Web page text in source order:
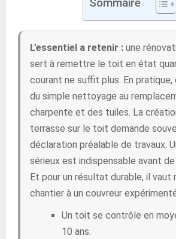
Sommaire
L’essentiel a retenir : une
sert à remettre le toit en état
courant ne suffit plus. En
du simple nettoyage au
charpente et des tuiles. La
terrasse sur le toit demande
déclaration préalable de travaux.
sérieux est indispensable avant
Et pour un résultat durable, il vaut
chantier à un couvreur
Un toit se contrôle en
10 ans.